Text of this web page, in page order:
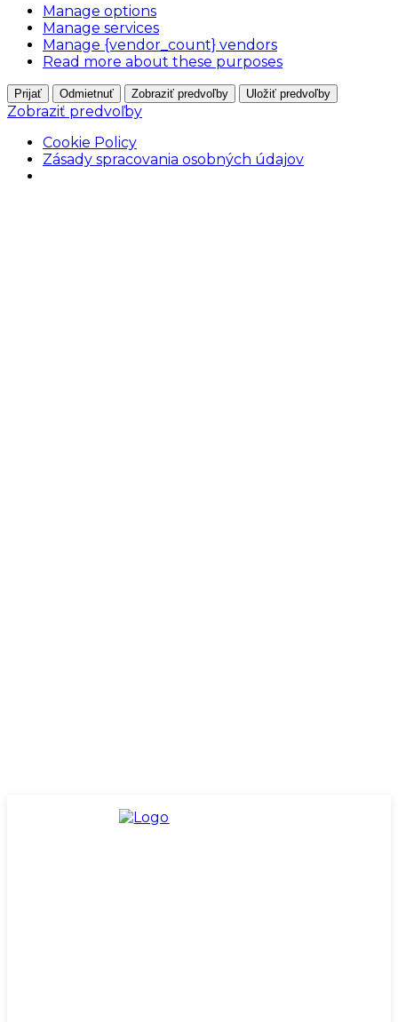
Manage options
Manage services
Manage {vendor_count} vendors
Read more about these purposes
Prijať Odmietnuť Zobraziť predvoľby Uložiť predvoľby
Zobraziť predvoľby
Cookie Policy
Zásady spracovania osobných údajov